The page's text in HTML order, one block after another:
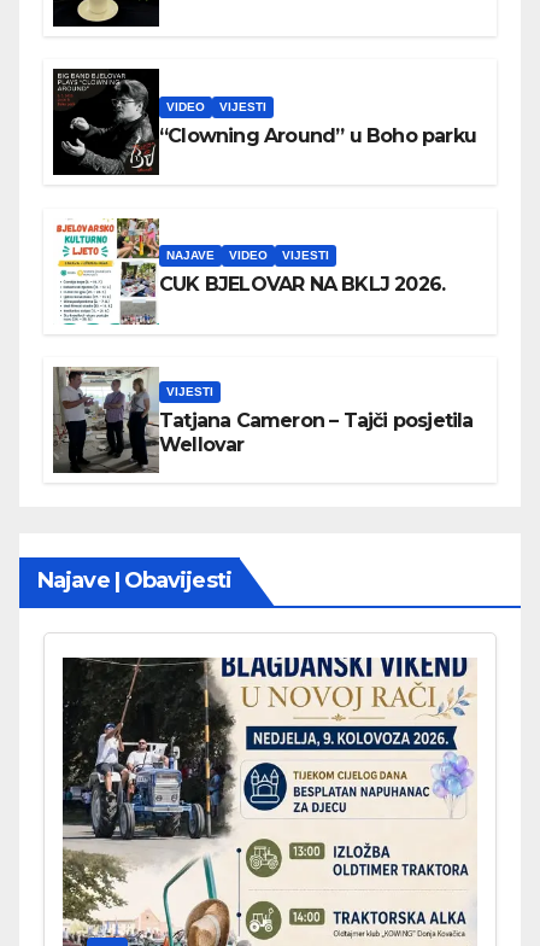
VIDEO VIJESTI
“Clowning Around” u Boho parku
NAJAVE VIDEO VIJESTI
CUK BJELOVAR NA BKLJ 2026.
VIJESTI
Tatjana Cameron – Tajči posjetila
Wellovar
Najave | Obavijesti